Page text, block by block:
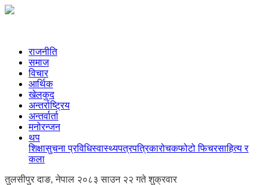
राजनीति
समाज
विचार
आर्थिक
खेलकुद
अन्तर्राष्ट्रिय
अन्तर्वार्ता
मनोरन्जन
थप
शिक्षासुचना प्रविधिस्वास्थ्यपत्रपत्रिकारोचकफोटो फिचरसाहित्य र
कला
तुलसीपुर दाङ, नेपाल २०८३ साउन २२ गते शुक्रवार